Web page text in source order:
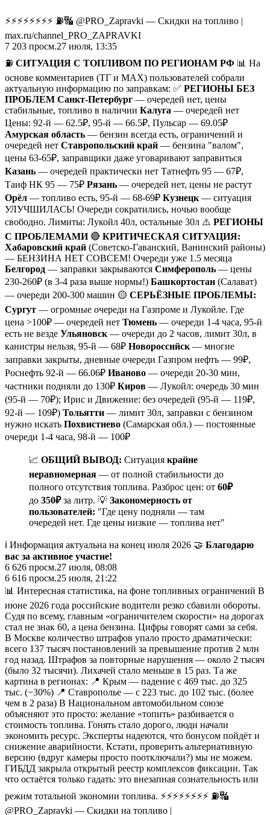
⚡️⚡️⚡️⚡️⚡️⚡️⚡️⚡️ ⛽️🔣 @PRO_Zapravki — Скидки на топливо |
max.ru/channel_PRO_ZAPRAVKI
7 203 просм.27 июля, 13:35
⛽️ СИТУАЦИЯ С ТОПЛИВОМ ПО РЕГИОНАМ РФ 📊 На
основе комментариев (ТГ и МАХ) пользователей собрали
актуальную информацию по заправкам: ✅ РЕГИОНЫ БЕЗ
ПРОБЛЕМ Санкт-Петербург — очередей нет, цены
стабильные, топливо в наличии Калуга — очередей нет
Цены: 92-й — 62.5₽, 95-й — 66.5₽, Пульсар — 69.05₽
Амурская область — бензин всегда есть, ограничений и
очередей нет Ставропольский край — бензина "валом",
цены 63-65₽, заправщики даже уговаривают заправиться
Казань — очередей практически нет Татнефть 95 — 67₽,
Таиф НК 95 — 75₽ Рязань — очередей нет, цены не растут
Орёл — топливо есть, 95-й — 68-69₽ Кузнецк — ситуация
УЛУЧШИЛАСЬ! Очереди сократились, ночью вообще
свободно. Лимиты: Лукойл 40л, остальные 30л ⚠️ РЕГИОНЫ
С ПРОБЛЕМАМИ🔴 КРИТИЧЕСКАЯ СИТУАЦИЯ:
Хабаровский край (Советско-Гаванский, Ванинский районы)
— БЕНЗИНА НЕТ СОВСЕМ! Очереди уже 1.5 месяца
Белгород — заправки закрываются Симферополь — цены
230-260₽ (в 3-4 раза выше нормы!) Башкортостан (Салават)
— очереди 200-300 машин 🟡 СЕРЬЁЗНЫЕ ПРОБЛЕМЫ:
Сургут — огромные очереди на Газпроме и Лукойле. Где
цена >100₽ — очередей нет Тюмень — очереди 1-4 часа, 95-й
есть не везде Ульяновск — очереди до 2 часов, лимит 30л, в
канистры нельзя, 95-й — 68₽ Новороссийск — многие
заправки закрыты, дневные очереди Газпром нефть — 99₽,
Роснефть 92-й — 66.06₽ Иваново — очереди 20-30 мин,
частники подняли до 130₽ Киров — Лукойл: очередь 30 мин
(95-й — 70₽); Ирис и Движение: без очередей (95-й — 119₽,
92-й — 109₽) Тольятти — лимит 30л, заправки с бензином
нужно искать Похвистнево (Самарская обл.) — постоянные
очереди 1-4 часа, 98-й — 100₽
📈 ОБЩИЙ ВЫВОД: Ситуация крайне
неравномерная — от полной стабильности до
полного отсутствия топлива. Разброс цен: от 60₽
до 350₽за литр. 💡 Закономерность от
пользователей: "Где цену подняли — там
очередей нет. Где цены низкие — топлива нет"
ℹ️ Информация актуальна на конец июля 2026 🤝 Благодарю
вас за активное участие!
6 626 просм.27 июля, 08:08
6 616 просм.25 июля, 21:22
📊 Интересная статистика, на фоне топливных ограничений В
июне 2026 года российские водители резко сбавили обороты.
Судя по всему, главным «ограничителем скорости» на дорогах
стал не знак 60, а цена бензина. Цифры говорят сами за себя.
В Москве количество штрафов упало просто драматически:
всего 137 тысяч постановлений за превышение против 2 млн
год назад. Штрафов за повторные нарушения — около 2 тысяч
(было 32 тысячи). Лихачей стало меньше в 15 раз. Та же
картина в регионах: 📍 Крым — падение с 469 тыс. до 325
тыс. (−30%) 📍 Ставрополье — с 223 тыс. до 102 тыс. (более
чем в 2 раза) В Национальном автомобильном союзе
объясняют это просто: желание «топить» разбивается о
стоимость топлива. Гонять стало дорого, люди начали
экономить ресурс. Эксперты надеются, что бонусом пойдёт и
снижение аварийности. Кстати, проверить альтернативную
версию (вдруг камеры просто поотключали?) мы не можем.
ГИБДД закрыла открытый реестр комплексов фиксации. Так
что остаётся только гадать: это внезапная сознательность или
режим тотальной экономии топлива. ⚡️⚡️⚡️⚡️⚡️⚡️⚡️⚡️ ⛽️🔣
@PRO_Zapravki — Скидки на топливо |